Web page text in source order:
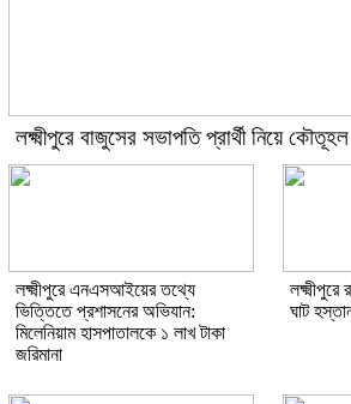
লক্ষ্মীপুরে বাজুসের সভাপতি প্রার্থী নিয়ে কৌতূহল
লক্ষ্মীপুরে এনএসআইয়ের তথ্যে
ভিত্তিতে প্রশাসনের অভিযান:
মিলেনিয়াম হাসপাতালকে ১ লাখ টাকা
জরিমানা
লক্ষ্মীপুরে
ঘাট